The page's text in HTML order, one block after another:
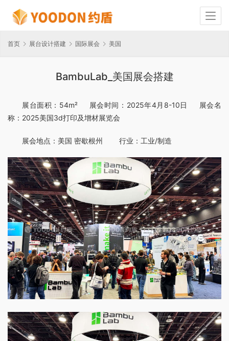
首页 展台设计搭建 国际展会 美国
BambuLab_美国展会搭建
展台面积：54m²     展会时间：2025年4月8-10日     展会名
称：2025美国3d打印及增材展览会
展会地点：美国 密歇根州        行业：工业/制造